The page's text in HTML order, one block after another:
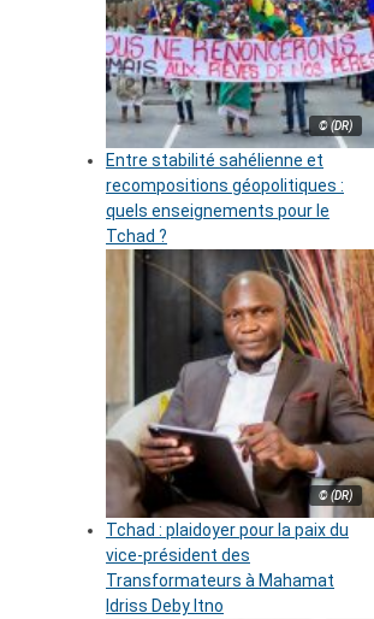
© (DR)
Entre stabilité sahélienne et
recompositions géopolitiques :
quels enseignements pour le
Tchad ?
© (DR)
Tchad : plaidoyer pour la paix du
vice-président des
Transformateurs à Mahamat
Idriss Deby Itno